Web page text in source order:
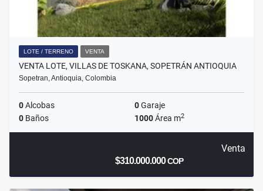
LOTE / TERRENO VENTA
VENTA LOTE, VILLAS DE TOSKANA, SOPETRÁN ANTIOQUIA
Sopetran, Antioquia, Colombia
0Alcobas 0Garaje
0 Baños 1000Área m2
Venta
$310.000.000COP